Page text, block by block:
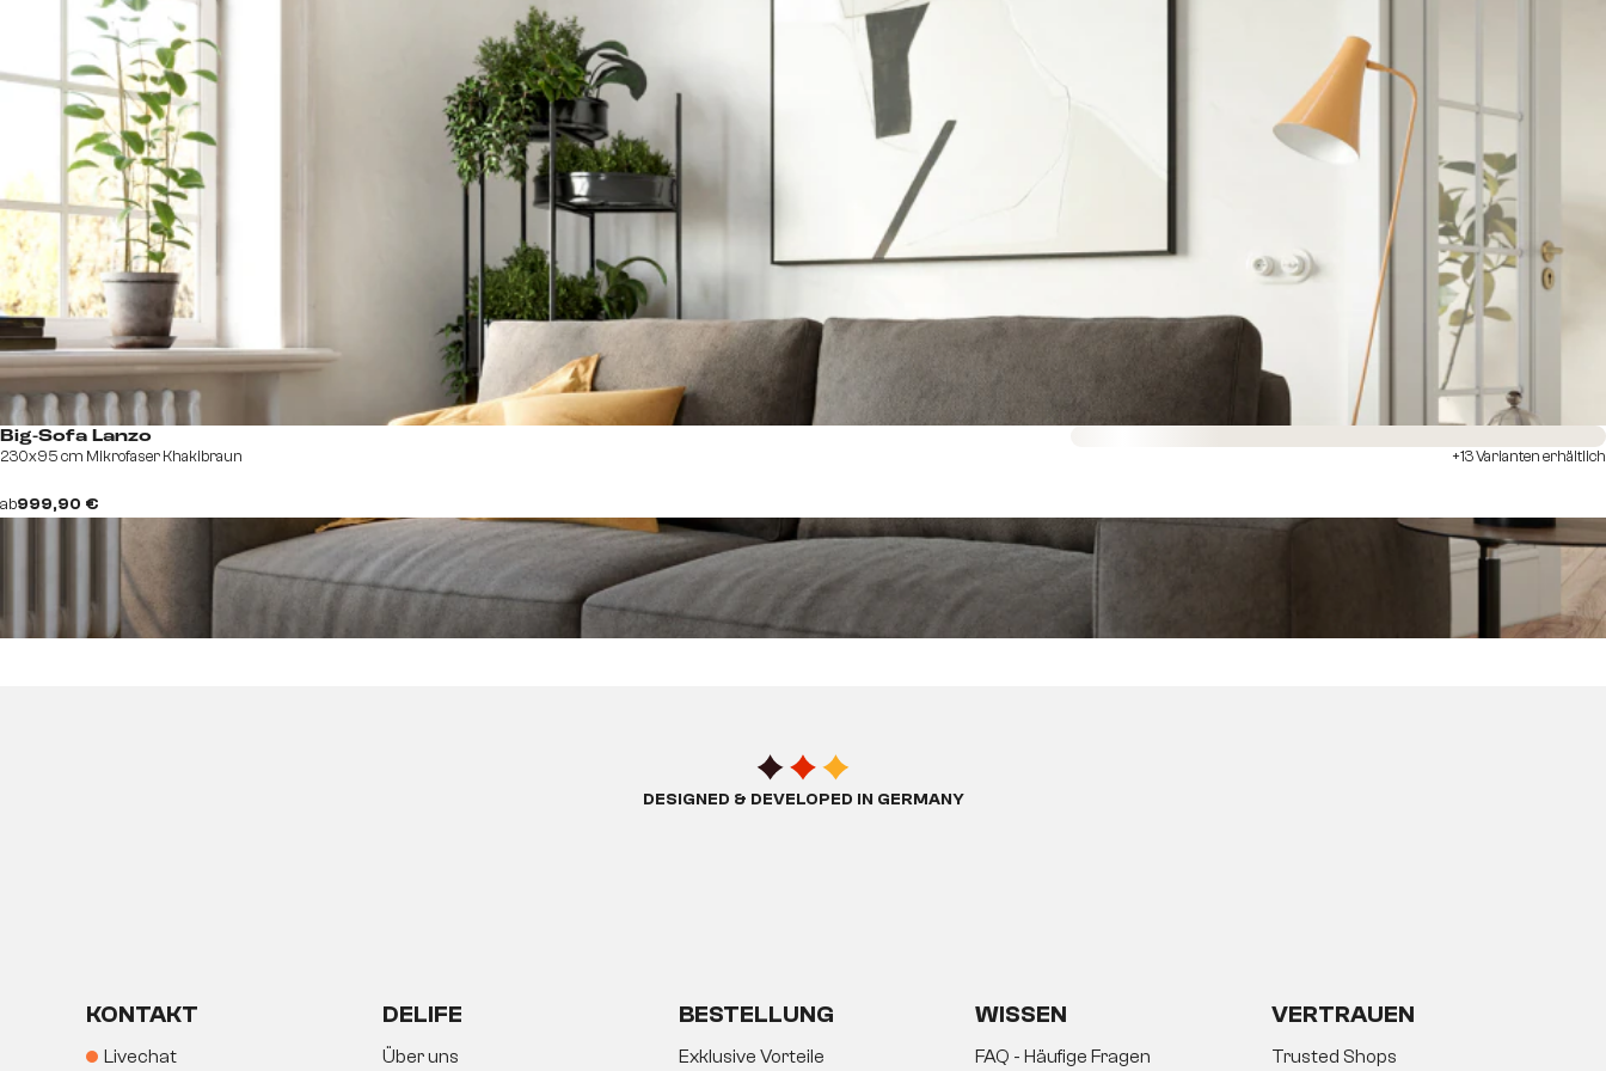
Big-Sofa Lanzo
230x95 cm Mikrofaser Khakibraun
ab999,90 €
Sofort versandfertig
+13 Varianten erhältlich
DESIGNED & DEVELOPED IN GERMANY
KONTAKT
Livechat
DELIFE
Über uns
BESTELLUNG
Exklusive Vorteile
WISSEN
FAQ - Häufige Fragen
VERTRAUEN
Trusted Shops